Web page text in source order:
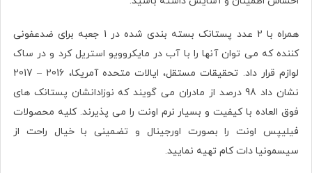
همراه با 2 عدد پستانک بسته بندی شده در 1 جعبه برای ضدعفونی
کننده که می توان آنها را با آب در مایکروویو استریل کرد و در ساک
لوازم قرار داد. تحقیقات مستقل، ایالات متحده آمریکا، 2016 – 2017
نشان داد 98 درصد از مادران می گویند که نوزادانشان پستانک های
فوق العاده با کیفیت و بسیار نرم اونت را می پذیرند. کلیه محصولات
فیلیپس اونت را بصورت اورجينال و تضمینی با خیال راحت از
سیسمونیا دات کام تهیه نمایید.